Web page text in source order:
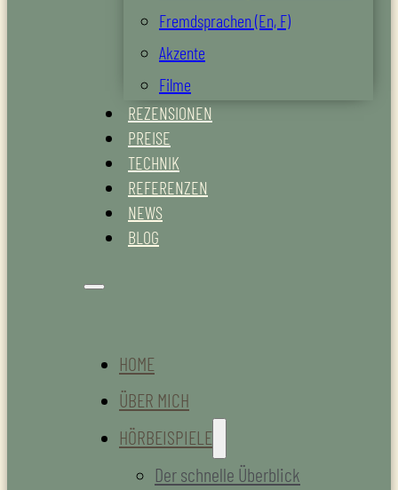
Fremdsprachen (En, F)
Akzente
Filme
REZENSIONEN
PREISE
TECHNIK
REFERENZEN
NEWS
BLOG
HOME
ÜBER MICH
HÖRBEISPIELE
Der schnelle Überblick